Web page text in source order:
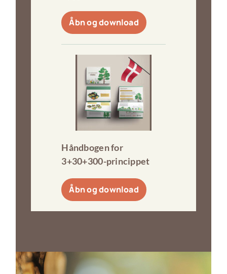
Åbn og download
Håndbogen for
3+30+300-princippet
Åbn og download